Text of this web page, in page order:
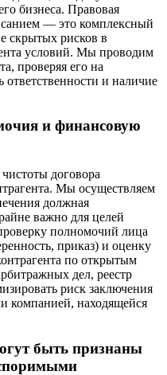
бизнеса. Правовая
— это комплексный
скрытых рисков в
условий. Мы проводим
проверяя его на
ответственности и наличие
и финансовую
договора
Мы осуществляем
должная
важно для целей
полномочий лица
приказ) и оценку
по открытым
дел, реестр
риск заключения
компанией, находящейся
быть признаны